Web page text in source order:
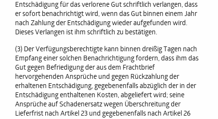
Entschädigung für das verlorene Gut schriftlich verlangen, dass
er sofort benachrichtigt wird, wenn das Gut binnen einem Jahr
nach Zahlung der Entschädigung wieder aufgefunden wird.
Dieses Verlangen ist ihm schriftlich zu bestätigen.
(3) Der Verfügungsberechtigte kann binnen dreißig Tagen nach
Empfang einer solchen Benachrichtigung fordern, dass ihm das
Gut gegen Befriedigung der aus dem Frachtbrief
hervorgehenden Ansprüche und gegen Rückzahlung der
erhaltenen Entschädigung, gegebenenfalls abzüglich der in der
Entschädigung enthaltenen Kosten, abgeliefert wird; seine
Ansprüche auf Schadenersatz wegen Überschreitung der
Lieferfrist nach Artikel 23 und gegebenenfalls nach Artikel 26